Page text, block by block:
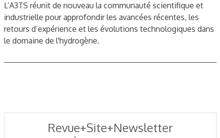
L’A3TS réunit de nouveau la communauté scientifique et
industrielle pour approfondir les avancées récentes, les
retours d’expérience et les évolutions technologiques dans
le domaine de l'hydrogène.
Revue+Site+Newsletter